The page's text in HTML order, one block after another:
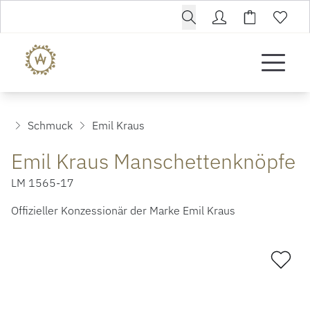
Schmuck Emil Kraus
Emil Kraus Manschettenknöpfe
LM 1565-17
Offizieller Konzessionär der Marke Emil Kraus